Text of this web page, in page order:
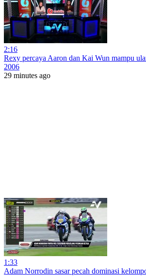
2:16
Rexy percaya Aaron dan Kai Wun mampu
2006
29 minutes ago
1:33
Adam Norrodin sasar pecah dominasi